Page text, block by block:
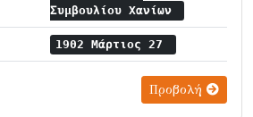
Συμβουλίου Χανίων
1902 Μάρτιος 27
Προβολή